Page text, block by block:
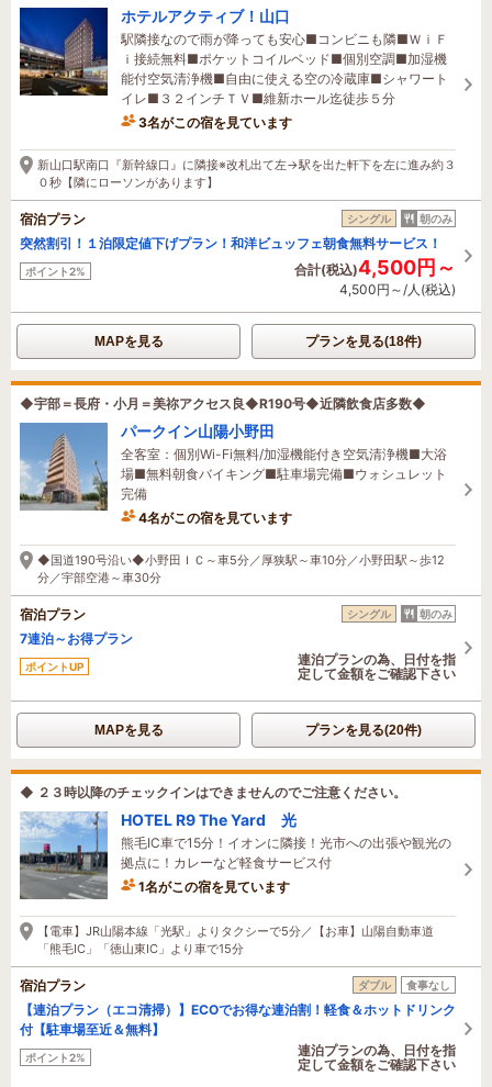
ホテルアクティブ！山口
駅隣接なので雨が降っても安心■コンビニも隣■ＷｉＦ
ｉ接続無料■ポケットコイルベッド■個別空調■加湿機
能付空気清浄機■自由に使える空の冷蔵庫■シャワート
イレ■３２インチＴＶ■維新ホール迄徒歩５分
3名がこの宿を見ています
20分前に予約されました
新山口駅南口『新幹線口』に隣接※改札出て左→駅を出た軒下を左に進み約３
０秒【隣にローソンがあります】
宿泊プラン シングル 朝のみ
突然割引！１泊限定値下げプラン！和洋ビュッフェ朝食無料サービス！
ポイント2% 合計(税込)4,500円～
4,500円～/人(税込)
MAPを見る プランを見る(18件)
◆宇部＝長府・小月＝美祢アクセス良◆R190号◆近隣飲食店多数◆
パークイン山陽小野田
全客室：個別Wi-Fi無料/加湿機能付き空気清浄機■大浴
場■無料朝食バイキング■駐車場完備■ウォシュレット
完備
4名がこの宿を見ています
25分前に予約されました
◆国道190号沿い◆小野田ＩＣ～車5分／厚狭駅～車10分／小野田駅～歩12
分／宇部空港～車30分
宿泊プラン シングル 朝のみ
7連泊～お得プラン
ポイントUP
連泊プランの為、日付を指
定して金額をご確認下さい
MAPを見る プランを見る(20件)
◆ ２３時以降のチェックインはできませんのでご注意ください。
HOTEL R9 The Yard 光
熊毛IC車で15分！イオンに隣接！光市への出張や観光の
拠点に！カレーなど軽食サービス付
1名がこの宿を見ています
【電車】JR山陽本線「光駅」よりタクシーで5分／【お車】山陽自動車道
「熊毛IC」「徳山東IC」より車で15分
宿泊プラン ダブル 食事なし
【連泊プラン（エコ清掃）】ECOでお得な連泊割！軽食＆ホットドリンク
付【駐車場至近＆無料】
ポイント2%
連泊プランの為、日付を指
定して金額をご確認下さい